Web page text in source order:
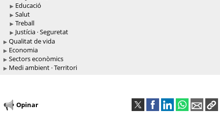
Educació
Salut
Treball
Justícia · Seguretat
Qualitat de vida
Economia
Sectors econòmics
Medi ambient · Territori
Opinar